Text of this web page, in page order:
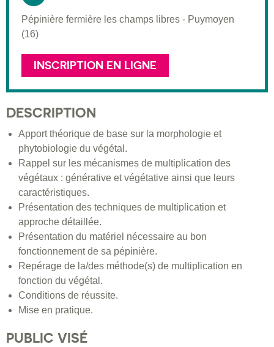
Pépinière fermière les champs libres - Puymoyen
(16)
INSCRIPTION EN LIGNE
DESCRIPTION
Apport théorique de base sur la morphologie et
phytobiologie du végétal.
Rappel sur les mécanismes de multiplication des
végétaux : générative et végétative ainsi que leurs
caractéristiques.
Présentation des techniques de multiplication et
approche détaillée.
Présentation du matériel nécessaire au bon
fonctionnement de sa pépinière.
Repérage de la/des méthode(s) de multiplication en
fonction du végétal.
Conditions de réussite.
Mise en pratique.
PUBLIC VISÉ